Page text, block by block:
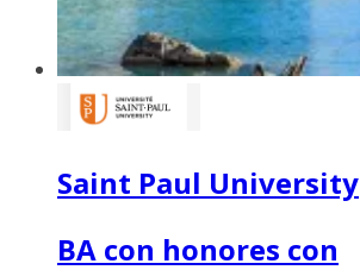
Saint Paul University
BA con honores con